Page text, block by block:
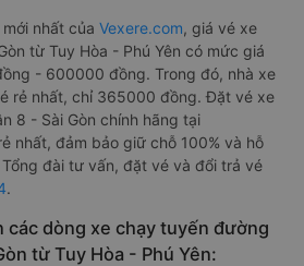
nhất của Vexere.com, giá vé xe
từ Tuy Hòa - Phú Yên có mức giá
- 600000 đồng. Trong đó, nhà xe
rẻ nhất, chỉ 365000 đồng. Đặt vé xe
8 - Sài Gòn chính hãng tại
nhất, đảm bảo giữ chỗ 100% và hỗ
đài tư vấn, đặt vé và đổi trả vé
.
các dòng xe chạy tuyến đường
từ Tuy Hòa - Phú Yên: